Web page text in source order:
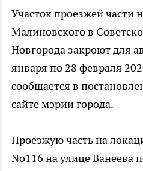
Участок проезжей части
Малиновского в
Новгорода закроют для
января по 28 февраля
сообщается в
сайте мэрии города.
Проезжую часть на
No116 на улице Ванеева